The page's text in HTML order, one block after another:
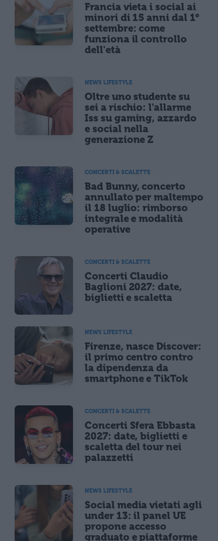
Francia vieta i social ai
minori di 15 anni dal 1°
settembre: come
funziona il controllo
dell'età
NEWS LIFESTYLE
Oltre uno studente su
sei a rischio: l'allarme
Iss su gaming, azzardo
e social nella
generazione Z
CONCERTI & SCALETTE
Bad Bunny, concerto
annullato per maltempo
il 18 luglio: rimborso
integrale e modalità
operative
CONCERTI & SCALETTE
Concerti Claudio
Baglioni 2027: date,
biglietti e scaletta
NEWS LIFESTYLE
Firenze, nasce Discover:
il primo centro contro
la dipendenza da
smartphone e TikTok
CONCERTI & SCALETTE
Concerti Sfera Ebbasta
2027: date, biglietti e
scaletta del tour nei
palazzetti
NEWS LIFESTYLE
Social media vietati agli
under 13: il panel UE
propone accesso
graduato e piattaforme